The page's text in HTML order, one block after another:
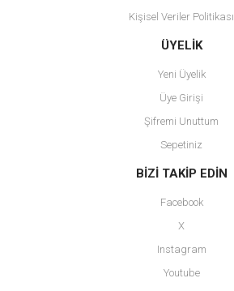
Gönder
Kişisel Veriler Politikası
ÜYELİK
Yeni Üyelik
Üye Girişi
Şifremi Unuttum
Sepetiniz
BİZİ TAKİP EDİN
Facebook
X
Instagram
Youtube